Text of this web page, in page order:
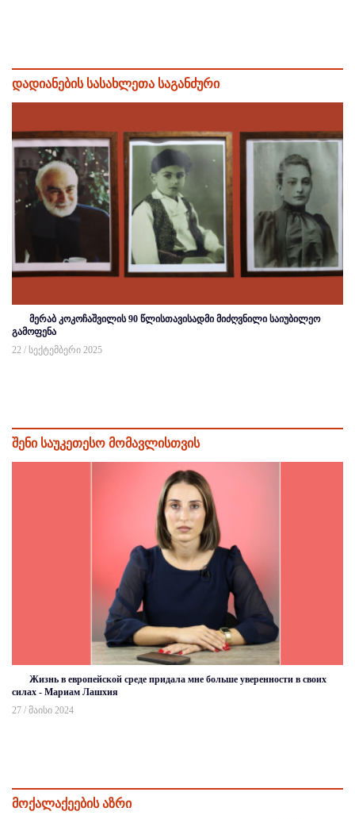
დადიანების სასახლეთა საგანძური
მერაბ კოკოჩაშვილის 90 წლისთავისადმი მიძღვნილი საიუბილეო
გამოფენა
22 / სექტემბერი 2025
შენი საუკეთესო მომავლისთვის
Жизнь в европейской среде придала мне больше уверенности в своих
силах - Мариам Лашхия
27 / მაისი 2024
მოქალაქეების აზრი